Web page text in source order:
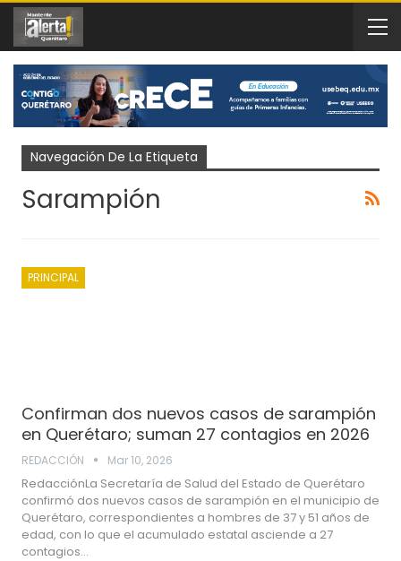
Navegación De La Etiqueta
Sarampión
PRINCIPAL
Confirman dos nuevos casos de sarampión
en Querétaro; suman 27 contagios en 2026
REDACCIÓN Mar 10, 2026
RedacciónLa Secretaría de Salud del Estado de Querétaro
confirmó dos nuevos casos de sarampión en el municipio de
Querétaro, correspondientes a hombres de 37 y 51 años de
edad, con lo que el acumulado estatal asciende a 27
contagios…